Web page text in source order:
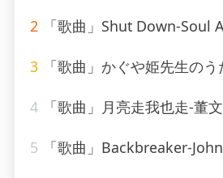
2 「歌曲」Shut Down-Soul
3 「歌曲」かぐや姫先生の
4 「歌曲」月亮走我也走-董
5 「歌曲」Backbreaker-